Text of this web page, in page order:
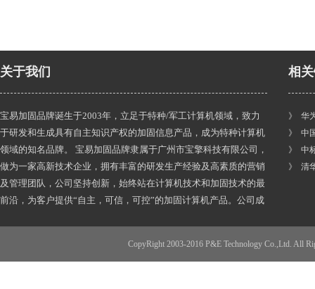
关于我们
宝易加固品牌诞生于2003年，立足于特种/军工计算机领域，致力
于研发和生成具有自主知识产权的加固信息产品，成为特种计算机
领域的知名品牌。 宝易加固品牌隶属于广州市宝擎科技有限公司，
做为一家高新技术企业，拥有丰富的研发生产经验及高素质的营销
及管理团队，公司坚持创新，始终站在计算机技术和加固技术的最
前沿，为客户提供“自主，可信，可控”的加固计算机产品。公司成
相
》 华
》 中
》 中
》 清
CopyRight 2003-2016 P&E Technology Co.,Ltd. All